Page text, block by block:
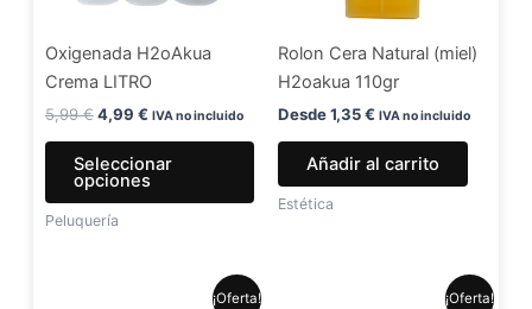
Oxigenada H2oAkua
Crema LITRO
5,99€4,99 € IVA no incluido
Seleccionar
opciones
pueden
elegir
la
página
de
Peluquería
Rolon Cera Natural (miel)
H2oakua 110gr
Desde1,35€ IVA no incluido
Añadir al carrito
Estética
¡Oferta! ¡Oferta!